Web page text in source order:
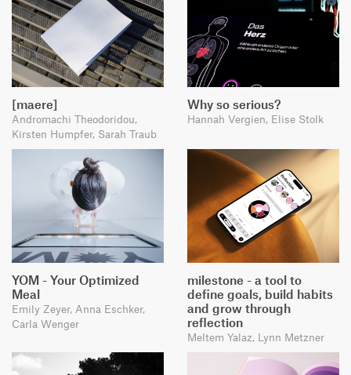
[maere]
Andromachi Theodoridou,
Kirsten Humpfer, Sarah Traub
Why so serious?
Hannah Vergien, Elise Stolk
YOM - Your Optimized
Meal
Emily Zeyer, Anna Eschker,
Carla Wenger
milestone - a tool to
define goals, build habits
and grow through
reflection
Meltem Yalaz, Lynn Metzner